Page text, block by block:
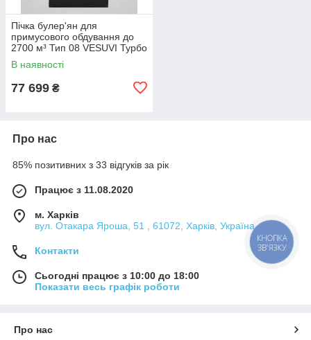
Пічка булер'ян для
примусового обдування до
2700 м³ Тип 08 VESUVI Турбо
25 кВт 965х1513х1727мм
В наявності
77 699 ₴
Про нас
85% позитивних з 33 відгуків за рік
Працює з 11.08.2020
м. Харків
вул. Отакара Яроша, 51 , 61072, Харків, Україна
Контакти
Сьогодні працює з 10:00 до 18:00
Показати весь графік роботи
Про нас
КНОПКА
ЗВ'ЯЗКУ